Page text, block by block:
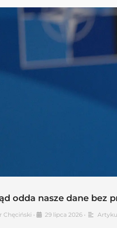
odda nasze dane bez
Chęciński • 29 lipca 2026 •